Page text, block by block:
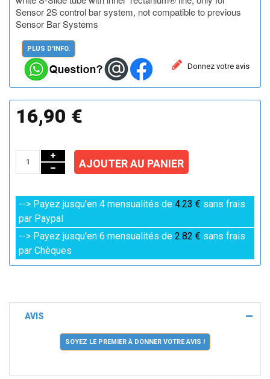
Sensor 2S control bar system, not compatible to previous
Sensor Bar Systems
PLUS D'INFO.
Donnez votre avis
16,90 €
AJOUTER AU PANIER
--> Payez jusqu'en 4 mensualités de 4.23 € sans frais
par Paypal
--> Payez jusqu'en 6 mensualités de 2.82 € sans frais
par Chèques
AVIS
SOYEZ LE PREMIER À DONNER VOTRE AVIS !